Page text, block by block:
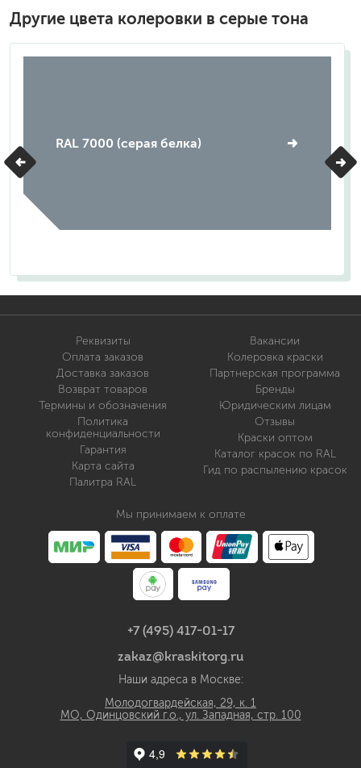
Другие цвета колеровки в серые тона
RAL 7000 (серая белка)
Реквизиты
Оплата заказов
Доставка заказов
Возврат товаров
Термины и обозначения
Политика
конфиденциальности
Гарантия
Карта сайта
Палитра RAL
Вакансии
Колеровка краски
Партнерская программа
Бренды
Юридическим лицам
Отзывы
Краски оптом
Каталог красок по RAL
Гид по распылению красок
Мы принимаем к оплате
+7 (495) 417-01-17
zakaz@kraskitorg.ru
Наши адреса в Москве:
Молодогвардейская, 29, к. 1
МО, Одинцовский г.о., ул. Западная, стр. 100